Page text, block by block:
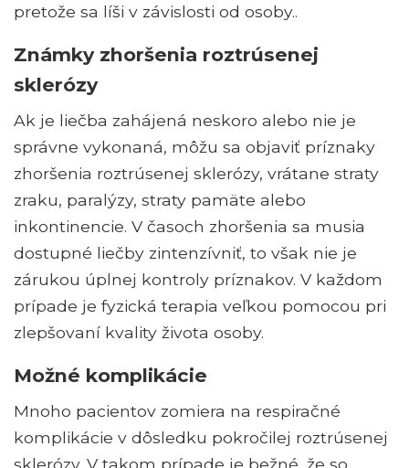
pretože sa líši v závislosti od osoby..
Známky zhoršenia roztrúsenej
sklerózy
Ak je liečba zahájená neskoro alebo nie je
správne vykonaná, môžu sa objaviť príznaky
zhoršenia roztrúsenej sklerózy, vrátane straty
zraku, paralýzy, straty pamäte alebo
inkontinencie. V časoch zhoršenia sa musia
dostupné liečby zintenzívniť, to však nie je
zárukou úplnej kontroly príznakov. V každom
prípade je fyzická terapia veľkou pomocou pri
zlepšovaní kvality života osoby.
Možné komplikácie
Mnoho pacientov zomiera na respiračné
komplikácie v dôsledku pokročilej roztrúsenej
sklerózy. V takom prípade je bežné, že so